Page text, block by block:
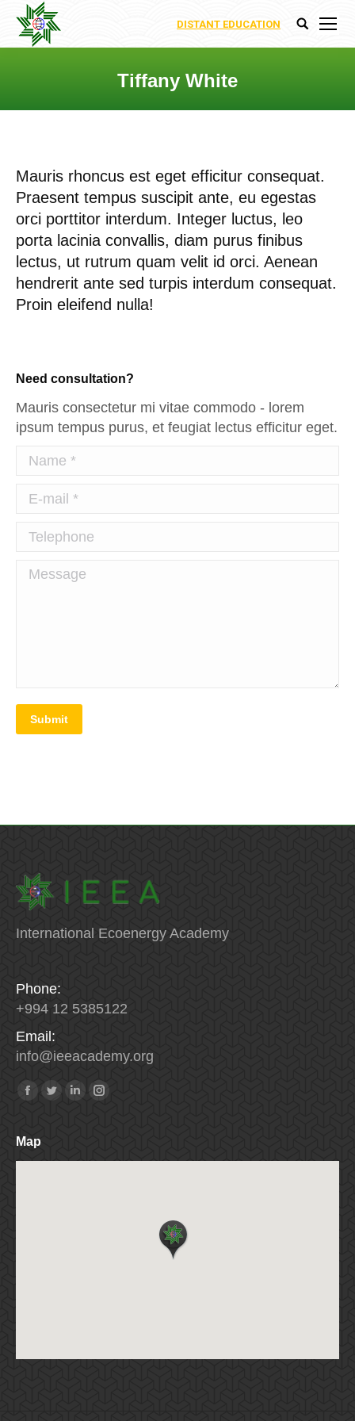
DISTANT EDUCATION Search:
Tiffany White
Mauris rhoncus est eget efficitur consequat.
Praesent tempus suscipit ante, eu egestas
orci porttitor interdum. Integer luctus, leo
porta lacinia convallis, diam purus finibus
lectus, ut rutrum quam velit id orci. Aenean
hendrerit ante sed turpis interdum consequat.
Proin eleifend nulla!
Need consultation?
Mauris consectetur mi vitae commodo - lorem
ipsum tempus purus, et feugiat lectus efficitur eget.
Name *
E-mail *
Telephone
Message
Submit
International Ecoenergy Academy
Phone:
+994 12 5385122
Email:
info@ieeacademy.org
Find us on:
Facebook
TwitterLinkedinInstagram
Map